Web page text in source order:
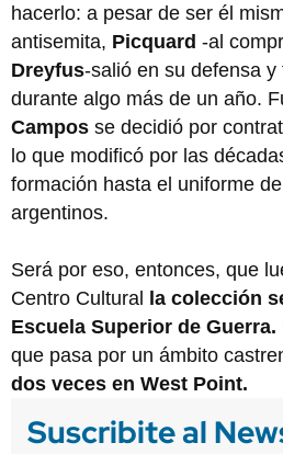
hacerlo: a pesar de ser él
antisemita, Picquard -al
Dreyfus-salió en su defensa
durante algo más de un año.
Campos se decidió por
lo que modificó por las
formación hasta el uniforme
argentinos.
Será por eso, entonces, que
Centro Cultural la colección
Escuela Superior de Guerra.
que pasa por un ámbito
dos veces en West Point.
Suscribite al